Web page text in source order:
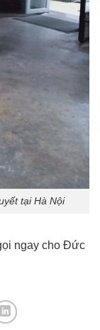
tại Hà Nội
ngay cho Đức